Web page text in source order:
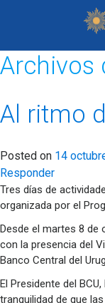
Archivos
Al ritmo
Posted on 14
Responder
Tres días de
organizada por el
Desde el martes 8 de
con la presencia del
Banco Central del
El Presidente del
tranquilidad de que